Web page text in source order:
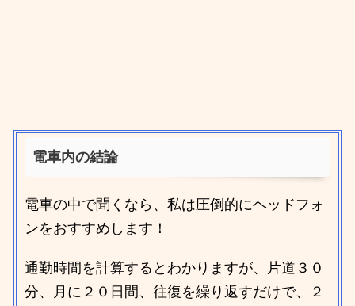
電車内の結論
電車の中で聞くなら、私は圧倒的にヘッドフォ
ンをおすすめします！
通勤時間を計算するとわかりますが、片道３０
分、月に２０日間、往復を繰り返すだけで、２